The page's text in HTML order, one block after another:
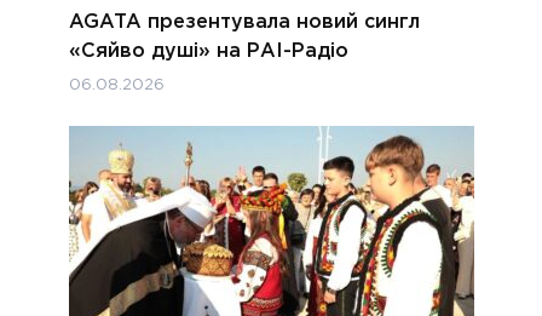
AGATA презентувала новий сингл
«Сяйво душі» на РАІ-Радіо
06.08.2026